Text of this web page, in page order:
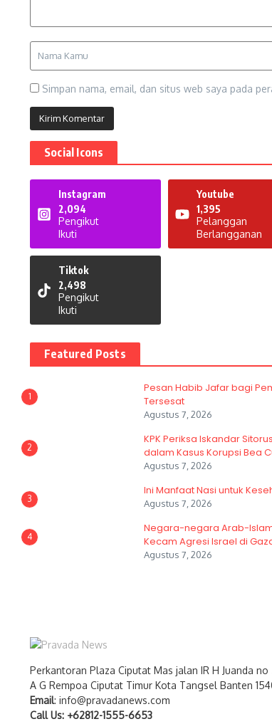
Simpan nama, email, dan situs web saya pada
Social Icons
Instagram
2,094
Pengikut
Ikuti
Youtube
1,395
Pelanggan
Berlangganan
Tiktok
2,498
Pengikut
Ikuti
Featured Posts
1
Pesan Habib Jafar bagi
Tersesat
Agustus 7, 2026
2
KPK Periksa Iskandar Sitorus
dalam Kasus Korupsi Bea
Agustus 7, 2026
3
Ini Manfaat Nasi untuk
Agustus 7, 2026
4
Negara-negara Arab-
Kecam Agresi Israel di
Agustus 7, 2026
Perkantoran Plaza Ciputat Mas jalan IR H Juanda
A G Rempoa Ciputat Timur Kota Tangsel Banten
Email: info@pravadanews.com
Call Us: +62812-1555-6653